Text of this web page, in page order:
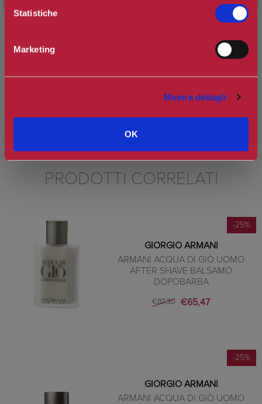
Statistiche
Marketing
Mostra dettagli
OK
de Parfum con linee raffinate e mascoline e realizzata in vetro
pesato trasparente. Mascolina, essenziale, elegante, la boccetta è
architettura e natura del suo design. Questa preziosa boccetta
ricaricabile è concepita per durare: ciascun formato è progettato per
essere svitato e ricaricato a casa con il flacone di ricarica n vendita
PRODOTTI CORRELATI
-25%
GIORGIO ARMANI
ARMANI ACQUA DI GIÒ UOMO
AFTER SHAVE BALSAMO
DOPOBARBA
€87,30 €65,47
-25%
GIORGIO ARMANI
ARMANI ACQUA DI GIÒ UOMO